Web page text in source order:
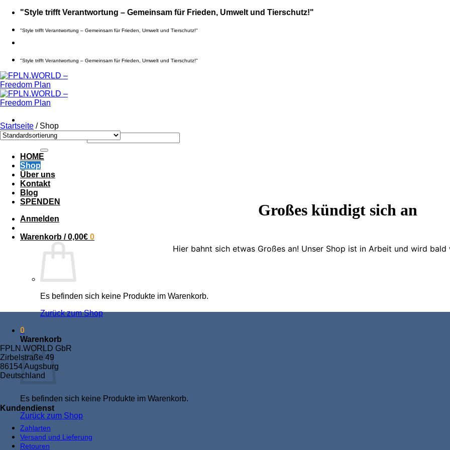
Zum
springen
"Style trifft Verantwortung – Gemeinsam für Frieden, Umwelt und Tierschutz!"
"Style trifft Verantwortung – Gemeinsam für Frieden, Umwelt und Tierschutz!"
"Style trifft Verantwortung – Gemeinsam für Frieden, Umwelt und Tierschutz!"
Suche nach:
HOME
Shop
Über uns
Kontakt
Blog
SPENDEN
Anmelden
Warenkorb /0,00€ 0
Es befinden sich keine Produkte im Warenkorb.
Zurück zum Shop
0
Warenkorb
Es befinden sich keine Produkte im Warenkorb.
Zurück zum Shop
Startseite /Shop
Großes kündigt sich an
Hier bahnt sich etwas Großes an! Unser Shop ist in Arbeit und wird
FPLN.WORLD GbR
Zirbelstraße 49
86154 Augsburg
Deutschland
Kundendienst
Zahlarten
Versand und Lieferung
Retouren